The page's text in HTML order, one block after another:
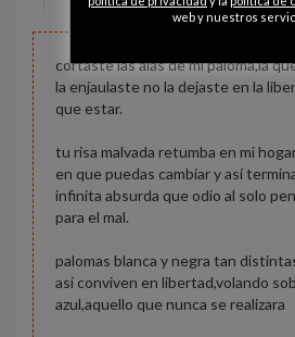
cortaste las alas de mi paloma,la
la enjaulaste no la dejaste en la
que estar.
tu risa malvada retumba en mi
en que puedas cambiar y así
infinita absurda que odio al solo
para el mal.
palomas blanca y negra tan
así conviven en libertad,volando
azul,aquello que nunca se realizara
web y nuestros